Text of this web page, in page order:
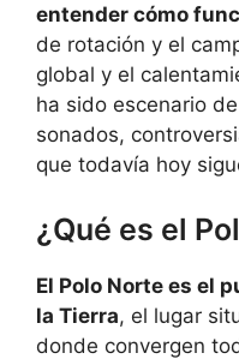
entender cómo
de rotación y el
global y el
ha sido escenario
sonados,
que todavía hoy
¿Qué es el
El Polo Norte es el
la Tierra, el lugar
donde convergen